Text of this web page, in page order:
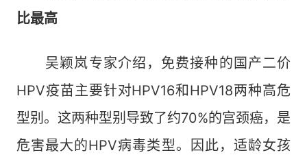
比最高
吴颖岚专家介绍，免费接种的国产二价
HPV疫苗主要针对HPV16和HPV18两种高危
型别。这两种型别导致了约70%的宫颈癌，是
危害最大的HPV病毒类型。因此，适龄女孩